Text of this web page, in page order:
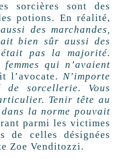
sorcières sont des
potions. En réalité,
des marchandes,
bien sûr aussi des
pas la majorité.
qui n’avaient
l’avocate.N’importe
sorcellerie. Vous
Tenir tête au
la norme pouvait
parmi les victimes
de celles désignées
Zoe Venditozzi.